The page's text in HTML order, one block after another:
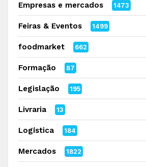
Empresas e mercados 1473
Feiras & Eventos 1499
foodmarket 662
Formação 87
Legislação 195
Livraria 13
Logística 184
Mercados 1822